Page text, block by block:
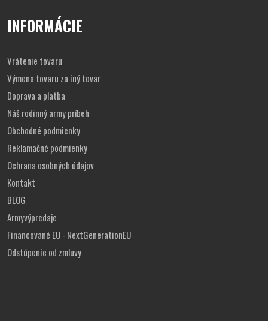
INFORMÁCIE
Vrátenie tovaru
Výmena tovaru za iný tovar
Doprava a platba
Náš rodinný army príbeh
Obchodné podmienky
Reklamačné podmienky
Ochrana osobných údajov
Kontakt
BLOG
Armyvýpredaje
Financované EU - NextGenerationEU
Odstúpenie od zmluvy